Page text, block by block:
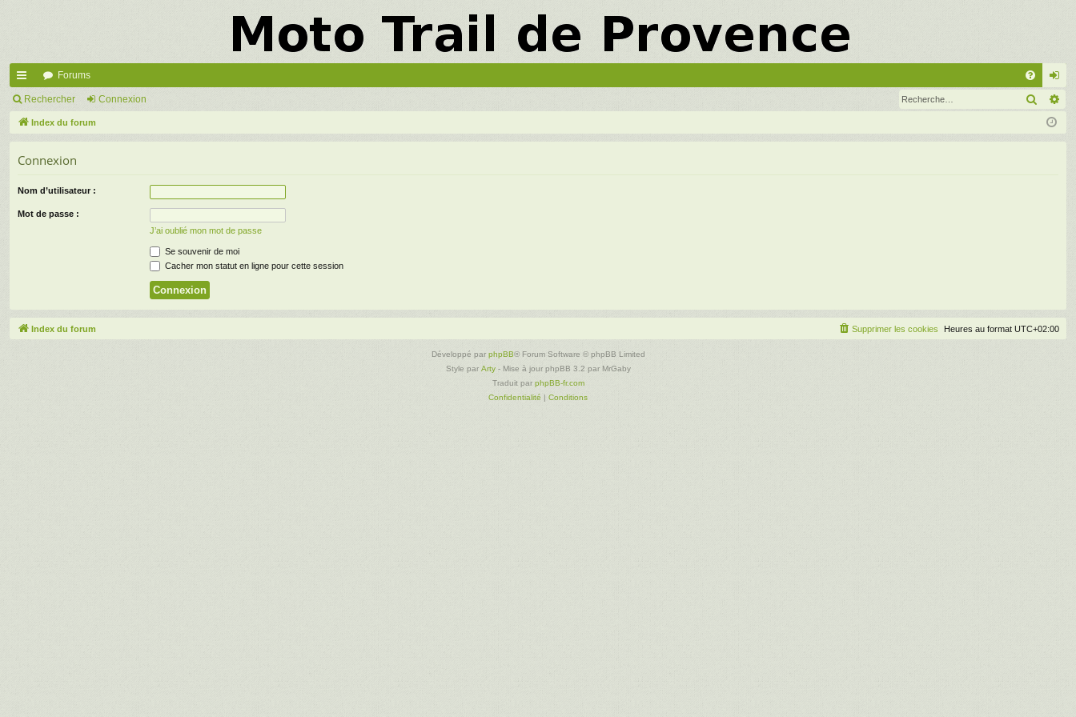
cc
ès
de
Forums
FA on
ne
Rechercher Connexion
Index du forum
Connexion
Nom d’utilisateur :
Mot de passe :
J’ai oublié mon mot de passe
Se souvenir de moi
Cacher mon statut en ligne pour cette session
Index du forum Heures au format UTC+02:00
Supprimer les cookies
Développé par phpBB® Forum Software © phpBB Limited
Style par Arty- Mise à jour phpBB 3.2 par MrGaby
Traduit par phpBB-fr.com
Confidentialité | Conditions